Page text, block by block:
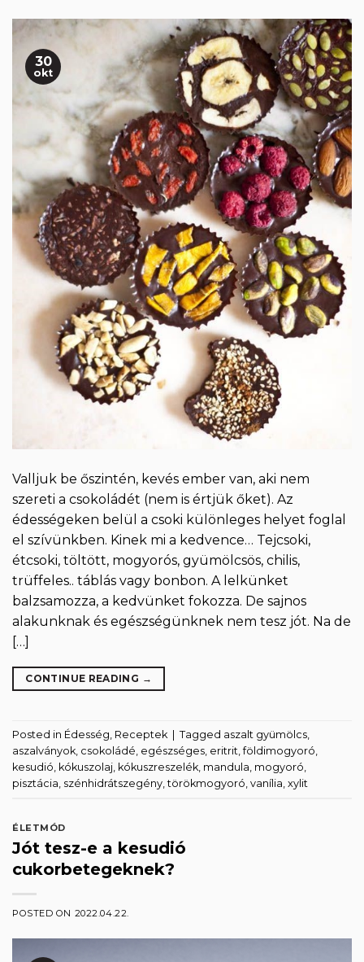
30
okt
Valljuk be őszintén, kevés ember van, aki nem
szereti a csokoládét (nem is értjük őket). Az
édességeken belül a csoki különleges helyet foglal
el szívünkben. Kinek mi a kedvence… Tejcsoki,
étcsoki, töltött, mogyorós, gyümölcsös, chilis,
trüffeles.. táblás vagy bonbon. A lelkünket
balzsamozza, a kedvünket fokozza. De sajnos
alakunknak és egészségünknek nem tesz jót. Na de
[…]
CONTINUE READING →
Posted in Édesség Receptek | Tagged aszalt gyümölcs
aszalványok csokoládé egészséges eritrit ,földimogyoró
kesudió kókuszolaj kókuszreszelék mandula mogyoró
pisztácia szénhidrátszegény ,törökmogyoró vanília xylit
ÉLETMÓD
Jót tesz-e a kesudió
cukorbetegeknek?
POSTED ON 2022.04.22.